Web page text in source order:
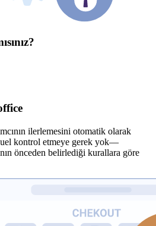
ilerlemesini otomatik olarak
kontrol etmeye gerek yok—
önceden belirlediği kurallara göre